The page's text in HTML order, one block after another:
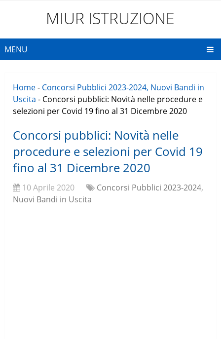
MIUR ISTRUZIONE
MENU
Home- Concorsi Pubblici 2023-2024, Nuovi Bandi in
Uscita - Concorsi pubblici: Novità nelle procedure e
selezioni per Covid 19 fino al 31 Dicembre 2020
Concorsi pubblici: Novità nelle
procedure e selezioni per Covid 19
fino al 31 Dicembre 2020
10 Aprile 2020
Concorsi Pubblici 2023-2024,
Nuovi Bandi in Uscita